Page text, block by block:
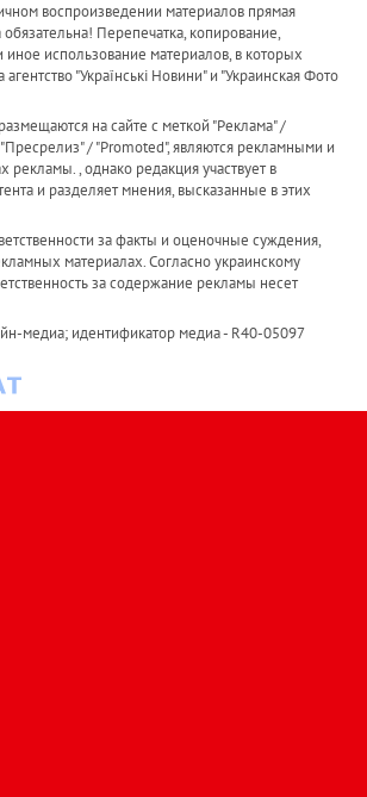
воспроизведении материалов прямая
Перепечатка, копирование,
использование материалов, в которых
"Українськi Новини" и "Украинская Фото
на сайте с меткой "Реклама" /
/ "Promoted", являются рекламными и
рекламы. , однако редакция участвует в
и разделяет мнения, высказанные в этих
за факты и оценочные суждения,
материалах. Согласно украинскому
за содержание рекламы несет
медиа; идентификатор медиа - R40-05097